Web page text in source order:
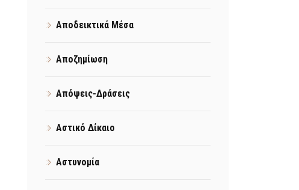
Αποδεικτικά Μέσα
Αποζημίωση
Απόψεις-Δράσεις
Αστικό Δίκαιο
Αστυνομία